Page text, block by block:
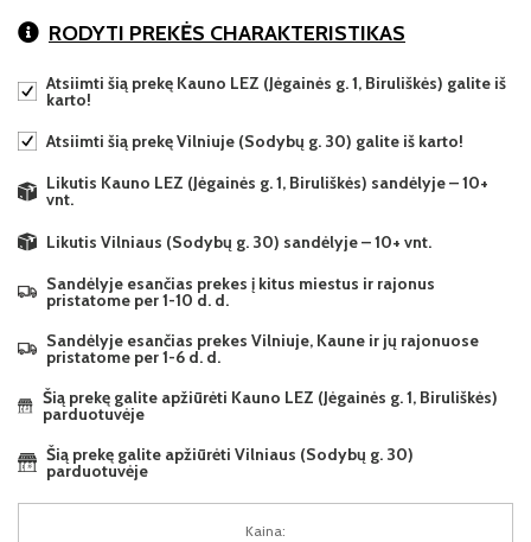
RODYTI PREKĖS CHARAKTERISTIKAS
Atsiimti šią prekę Kauno LEZ (Jėgainės g. 1, Biruliškės) galite iš
karto!
Atsiimti šią prekę Vilniuje (Sodybų g. 30) galite iš karto!
Likutis Kauno LEZ (Jėgainės g. 1, Biruliškės) sandėlyje – 10+
vnt.
Likutis Vilniaus (Sodybų g. 30) sandėlyje – 10+ vnt.
Sandėlyje esančias prekes į kitus miestus ir rajonus
pristatome per 1-10 d. d.
Sandėlyje esančias prekes Vilniuje, Kaune ir jų rajonuose
pristatome per 1-6 d. d.
Šią prekę galite apžiūrėti Kauno LEZ (Jėgainės g. 1, Biruliškės)
parduotuvėje
Šią prekę galite apžiūrėti Vilniaus (Sodybų g. 30)
parduotuvėje
Kaina: